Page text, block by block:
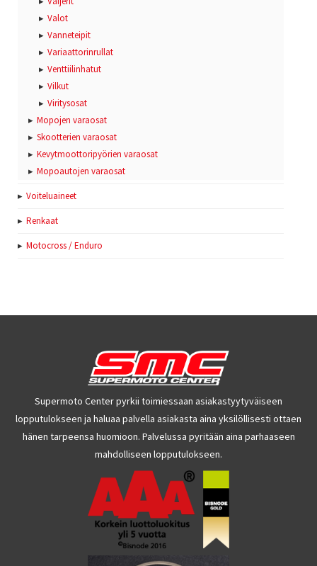
Valot
Vanneteipit
Variaattorinrullat
Venttiilinhatut
Vilkut
Viritysosat
Mopojen varaosat
Skootterien varaosat
Kevytmoottoripyörien varaosat
Mopoautojen varaosat
Voiteluaineet
Renkaat
Motocross / Enduro
Supermoto Center pyrkii toimiessaan asiakastyytyväiseen
lopputulokseen ja haluaa palvella asiakasta aina yksilöllisesti ottaen
hänen tarpeensa huomioon. Palvelussa pyritään aina parhaaseen
mahdolliseen lopputulokseen.